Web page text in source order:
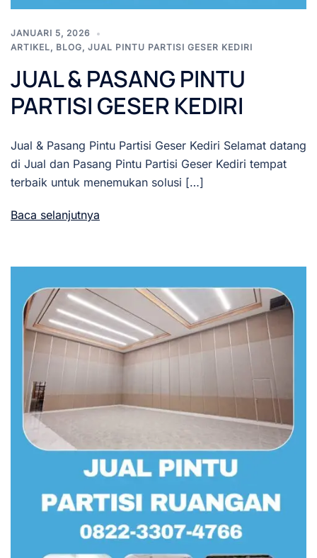
JANUARI 5, 2026
ARTIKEL, BLOG, JUAL PINTU PARTISI GESER KEDIRI
JUAL & PASANG PINTU
PARTISI GESER KEDIRI
Jual & Pasang Pintu Partisi Geser Kediri Selamat datang
di Jual dan Pasang Pintu Partisi Geser Kediri tempat
terbaik untuk menemukan solusi […]
Baca selanjutnya